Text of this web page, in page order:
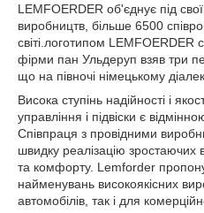
LEMFOERDER об'єднує під
виробництв, більше 6500
світі.логотипом LEMFOERDER
фірми пан Ульдеруп взяв три
що на півночі німецькому
Висока ступінь надійності і
управління і підвіски є
Співпраця з провідними
швидку реалізацію зростаючих
та комфорту. Lemforder
найменувань високоякісних
автомобілів, так і для